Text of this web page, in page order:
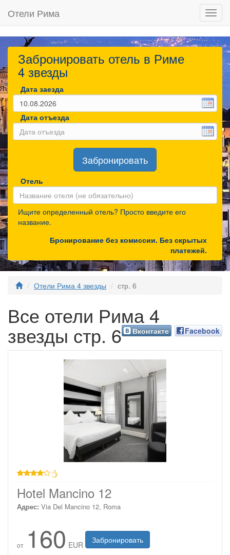
Отели Рима
Забронировать отель в Риме
4 звезды
Дата заезда
Дата отъезда
Забронировать
Отель
Ищите определенный отель? Просто введите его
название.
Бронирование без комиссии. Без скрытых
платежей.
Отели Рима 4 звезды стр. 6
Все отели Рима 4
звезды стр. 6 Facebook
Вконтакте
Hotel Mancino 12
Адрес: Via Del Mancino 12, Roma
от 160 EUR Забронировать